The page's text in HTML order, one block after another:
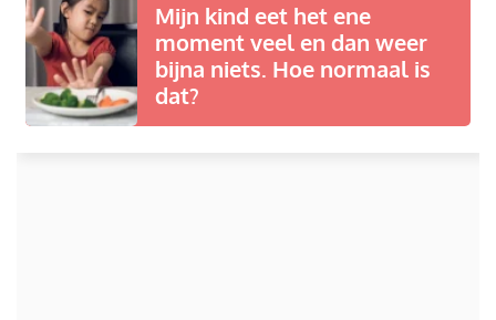
Mijn kind eet het ene
moment veel en dan weer
bijna niets. Hoe normaal is
dat?